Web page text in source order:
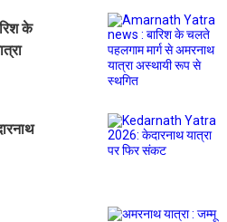
के